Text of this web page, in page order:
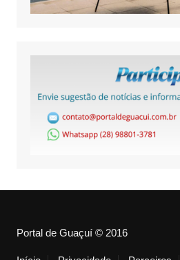
Portal de Guaçuí © 2016